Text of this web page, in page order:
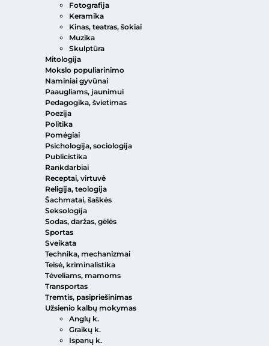
Fotografija
Keramika
Kinas, teatras, šokiai
Muzika
Skulptūra
Mitologija
Mokslo populiarinimo
Naminiai gyvūnai
Paaugliams, jaunimui
Pedagogika, švietimas
Poezija
Politika
Pomėgiai
Psichologija, sociologija
Publicistika
Rankdarbiai
Receptai, virtuvė
Religija, teologija
Šachmatai, šaškės
Seksologija
Sodas, daržas, gėlės
Sportas
Sveikata
Technika, mechanizmai
Teisė, kriminalistika
Tėveliams, mamoms
Transportas
Tremtis, pasipriešinimas
Užsienio kalbų mokymas
Anglų k.
Graikų k.
Ispanų k.